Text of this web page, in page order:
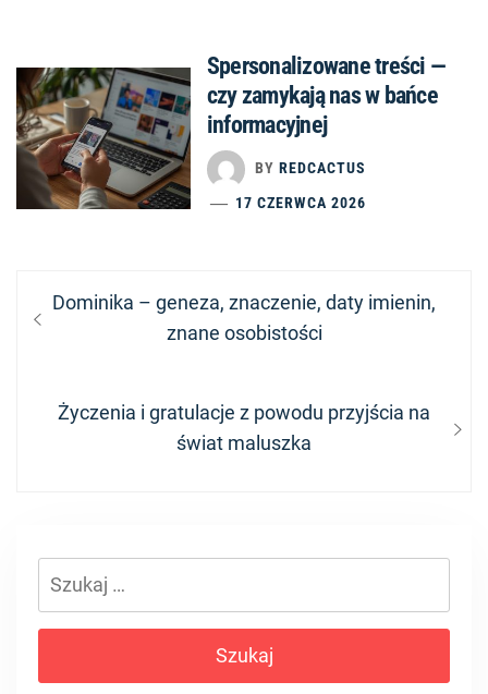
Spersonalizowane treści —
czy zamykają nas w bańce
informacyjnej
BY REDCACTUS
17 CZERWCA 2026
Nawigacja
wpisu
Previous
Dominika – geneza, znaczenie, daty imienin,
znane osobistości
Next
Życzenia i gratulacje z powodu przyjścia na
świat maluszka
Szukaj: